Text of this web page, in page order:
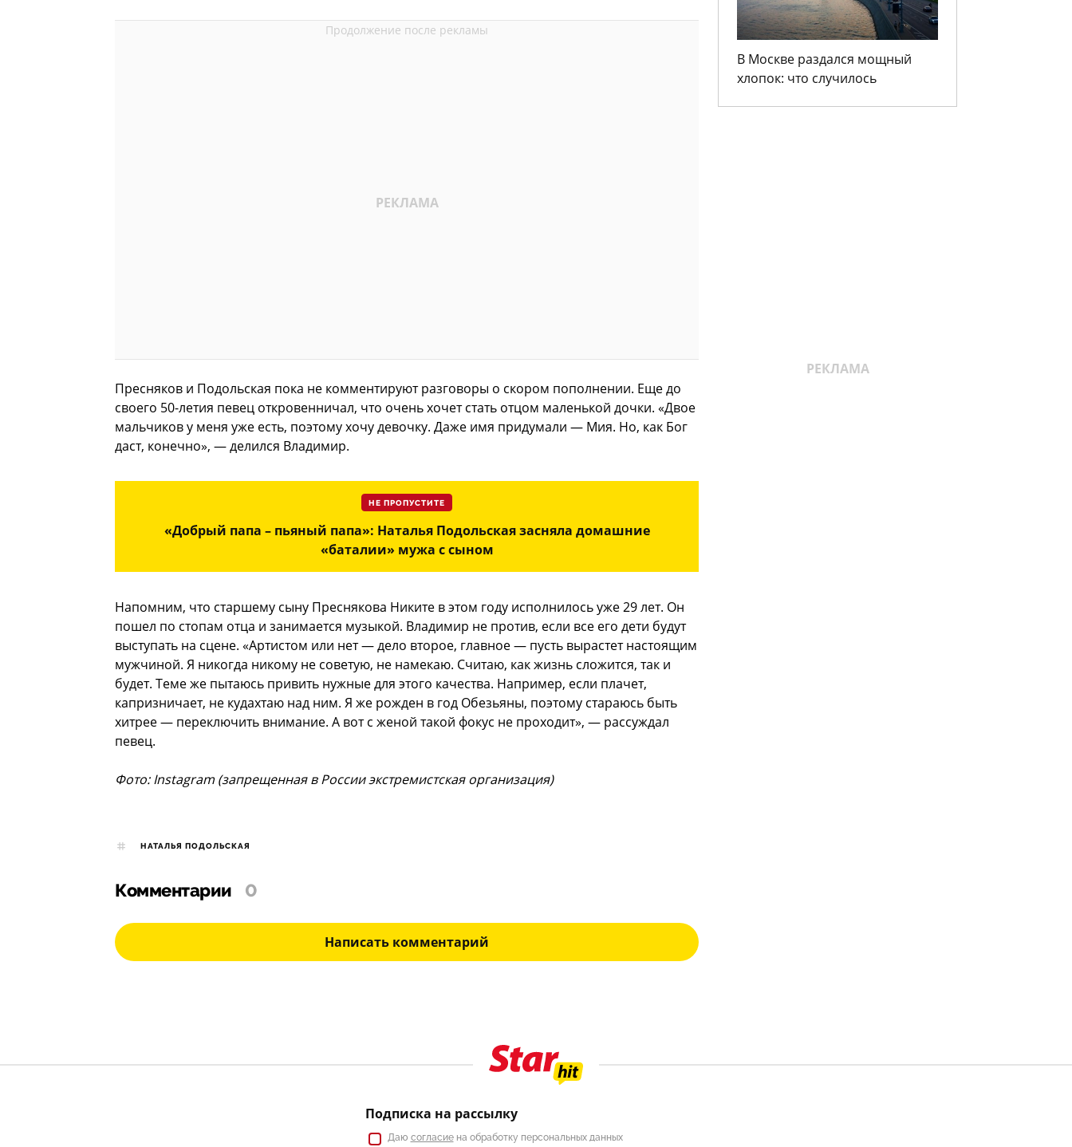
Пресняков и Подольская пока не комментируют разговоры о скором пополнении. Еще до
своего 50-летия певец откровенничал, что очень хочет стать отцом маленькой дочки. «Двое
мальчиков у меня уже есть, поэтому хочу девочку. Даже имя придумали — Мия. Но, как Бог
даст, конечно», — делился Владимир.
НЕ ПРОПУСТИТЕ
«Добрый папа – пьяный папа»: Наталья Подольская засняла домашние
«баталии» мужа с сыном
Напомним, что старшему сыну Преснякова Никите в этом году исполнилось уже 29 лет. Он
пошел по стопам отца и занимается музыкой. Владимир не против, если все его дети будут
выступать на сцене. «Артистом или нет — дело второе, главное — пусть вырастет настоящим
мужчиной. Я никогда никому не советую, не намекаю. Считаю, как жизнь сложится, так и
будет. Теме же пытаюсь привить нужные для этого качества. Например, если плачет,
капризничает, не кудахтаю над ним. Я же рожден в год Обезьяны, поэтому стараюсь быть
хитрее — переключить внимание. А вот с женой такой фокус не проходит», — рассуждал
певец.
Фото: Instagram (запрещенная в России экстремистская организация)
НАТАЛЬЯ ПОДОЛЬСКАЯ
Комментарии 0
Написать комментарий
В Москве раздался мощный
хлопок: что случилось
Подписка на рассылку
Даю согласиена обработку персональных данных